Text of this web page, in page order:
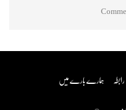
ہمارے بارے میں